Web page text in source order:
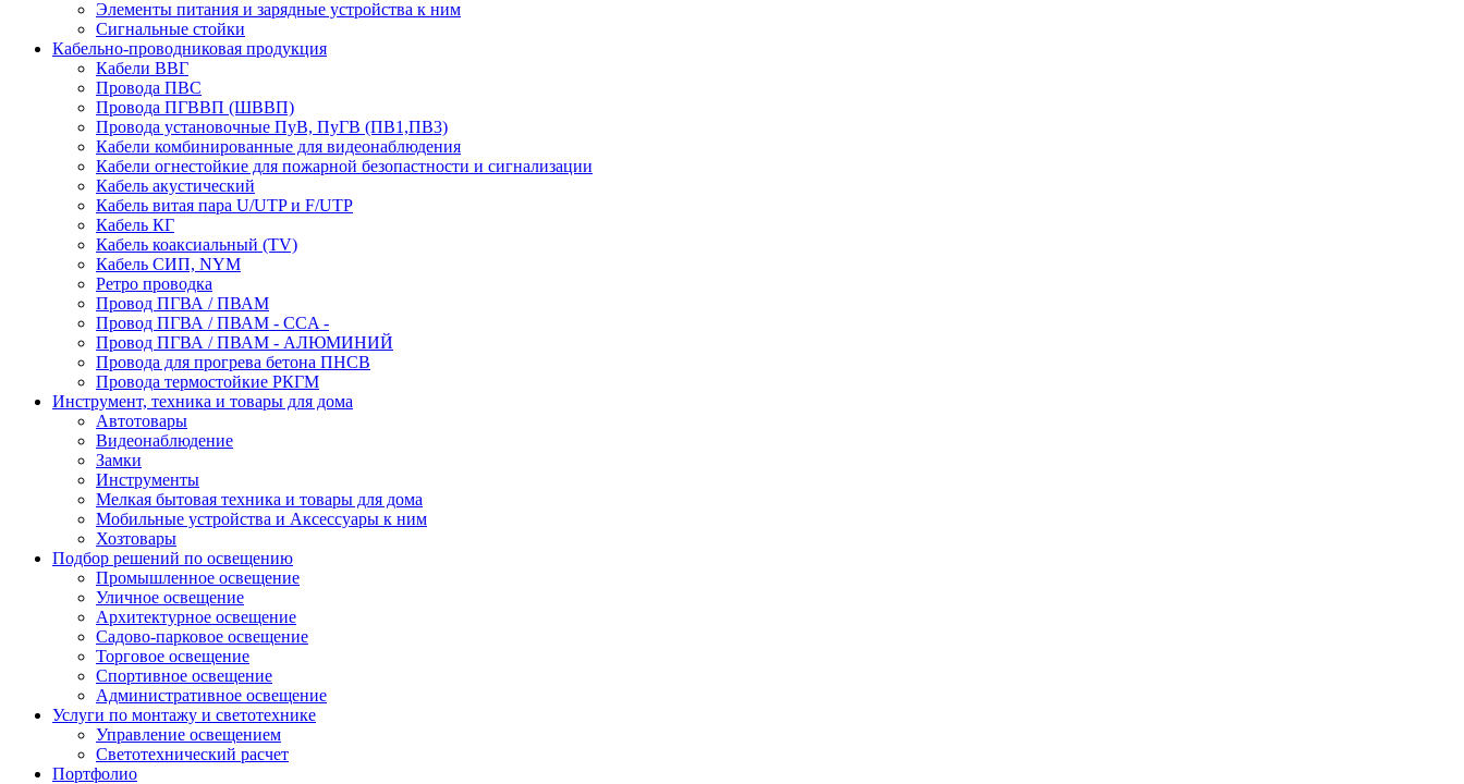
Элементы питания и зарядные устройства к ним
Сигнальные стойки
Кабельно-проводниковая продукция
Кабели ВВГ
Провода ПВС
Провода ПГВВП (ШВВП)
Провода установочные ПуВ, ПуГВ (ПВ1,ПВ3)
Кабели комбинированные для видеонаблюдения
Кабели огнестойкие для пожарной безопастности и сигнализации
Кабель акустический
Кабель витая пара U/UTP и F/UTP
Кабель КГ
Кабель коаксиальный (TV)
Кабель СИП, NYM
Ретро проводка
Провод ПГВА / ПВАМ
Провод ПГВА / ПВАМ - CCA -
Провод ПГВА / ПВАМ - АЛЮМИНИЙ
Провода для прогрева бетона ПНСВ
Провода термостойкие РКГМ
Инструмент, техника и товары для дома
Автотовары
Видеонаблюдение
Замки
Инструменты
Мелкая бытовая техника и товары для дома
Мобильные устройства и Аксессуары к ним
Хозтовары
Подбор решений по освещению
Промышленное освещение
Уличное освещение
Архитектурное освещение
Садово-парковое освещение
Торговое освещение
Спортивное освещение
Административное освещение
Услуги по монтажу и светотехнике
Управление освещением
Светотехнический расчет
Портфолио